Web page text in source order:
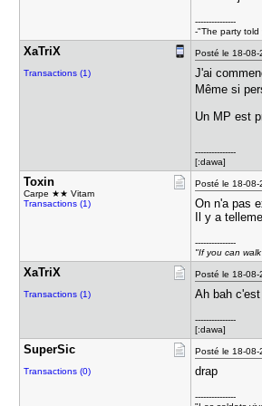
---------------
-"The party
XaTriX
Transactions (1)
Posté le 18-
J'ai
Même si
Un MP est
---------------
[:dawa]
Toxin
Carpe ★★ Vitam
Transactions (1)
Posté le 18-
On n'a pas
Il y a
---------------
"If you can
XaTriX
Transactions (1)
Posté le 18-
Ah bah
---------------
[:dawa]
SuperSic
Transactions (0)
Posté le 18-
drap
---------------